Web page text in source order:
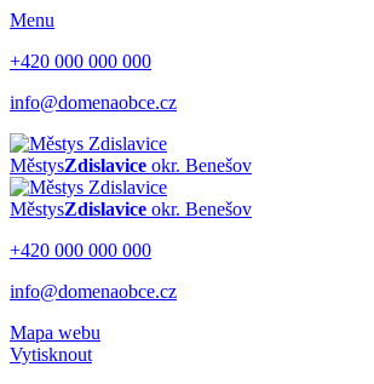
Menu
+420 000 000 000
info@domenaobce.cz
MěstysZdislavice okr. Benešov
MěstysZdislavice okr. Benešov
+420 000 000 000
info@domenaobce.cz
Mapa webu
Vytisknout